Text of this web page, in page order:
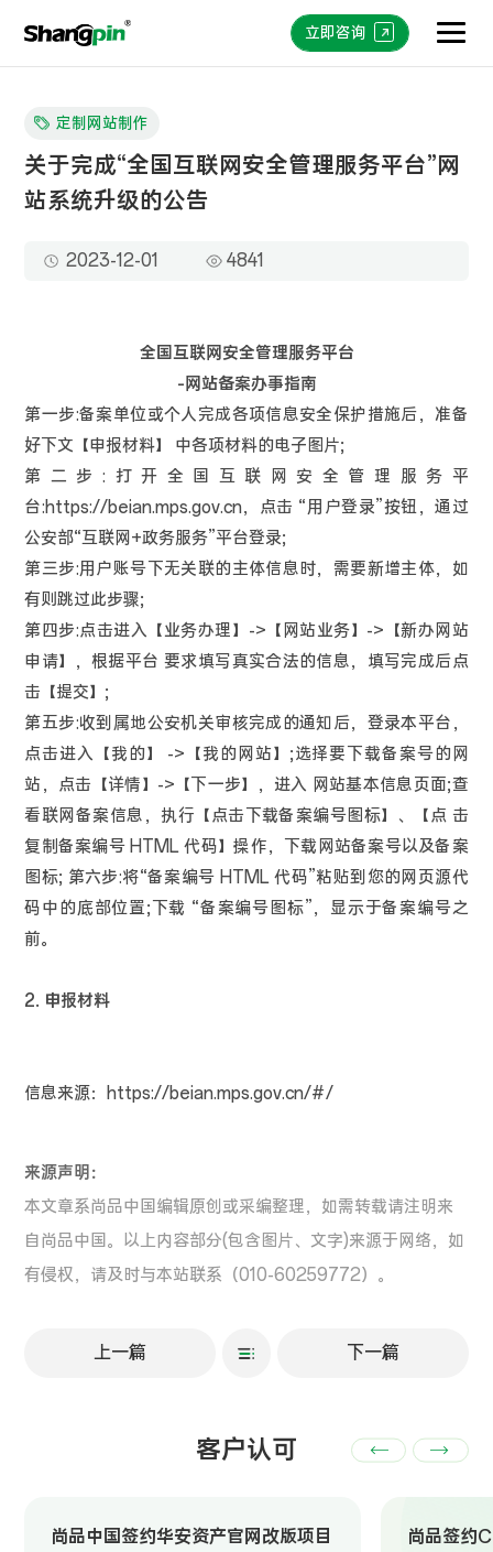
立即咨询
定制网站制作
关于完成“全国互联网安全管理服务平台”网
站系统升级的公告
2023-12-01 4841
全国互联网安全管理服务平台
-网站备案办事指南
第一步:备案单位或个人完成各项信息安全保护措施后，准备
好下文【申报材料】 中各项材料的电子图片;
第二步:打开全国互联网安全管理服务平
台:https://beian.mps.gov.cn，点击 “用户登录”按钮，通过
公安部“互联网+政务服务”平台登录;
第三步:用户账号下无关联的主体信息时，需要新增主体，如
有则跳过此步骤;
第四步:点击进入【业务办理】->【网站业务】->【新办网站
申请】，根据平台 要求填写真实合法的信息，填写完成后点
击【提交】;
第五步:收到属地公安机关审核完成的通知后，登录本平台，
点击进入【我的】 ->【我的网站】;选择要下载备案号的网
站，点击【详情】->【下一步】，进入 网站基本信息页面;查
看联网备案信息，执行【点击下载备案编号图标】、【点 击
复制备案编号 HTML 代码】操作，下载网站备案号以及备案
图标; 第六步:将“备案编号 HTML 代码”粘贴到您的网页源代
码中的底部位置;下载 “备案编号图标”，显示于备案编号之
前。
2. 申报材料
信息来源：https://beian.mps.gov.cn/#/
来源声明：
本文章系尚品中国编辑原创或采编整理，如需转载请注明来
自尚品中国。以上内容部分(包含图片、文字)来源于网络，如
有侵权，请及时与本站联系（010-60259772）。
上一篇 下一篇
客户认可
尚品中国签约华安资产官网改版项目
尚品签约